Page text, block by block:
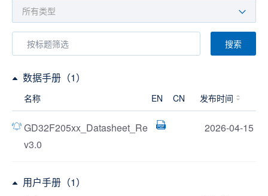
搜索
数据手册（1）
名称 EN CN 发布时间
GD32F205xx_Datasheet_Re
v3.0
2026-04-15
用户手册（1）